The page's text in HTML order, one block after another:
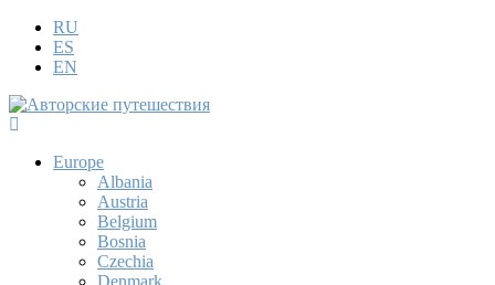
RU
ES
EN
Europe
Albania
Austria
Belgium
Bosnia
Czechia
Denmark